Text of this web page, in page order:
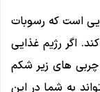
است که رسوبات
اگر رژیم غذایی
چربی های زیر شکم
به شما در این